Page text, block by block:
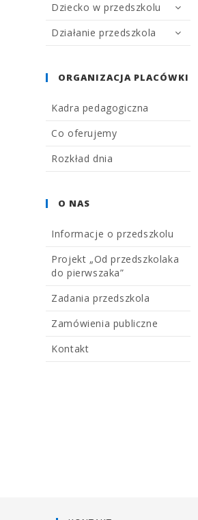
Dziecko w przedszkolu
Działanie przedszkola
ORGANIZACJA PLACÓWKI
Kadra pedagogiczna
Co oferujemy
Rozkład dnia
O NAS
Informacje o przedszkolu
Projekt „Od przedszkolaka
do pierwszaka”
Zadania przedszkola
Zamówienia publiczne
Kontakt